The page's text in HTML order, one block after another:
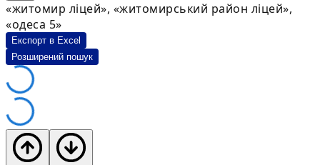
«житомир ліцей», «житомирський район ліцей»,
«одеса 5»
Експорт в Excel
Розширений пошук